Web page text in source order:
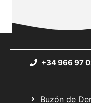
+34 966 97
Buzón de